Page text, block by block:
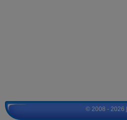
© 2008 - 2026